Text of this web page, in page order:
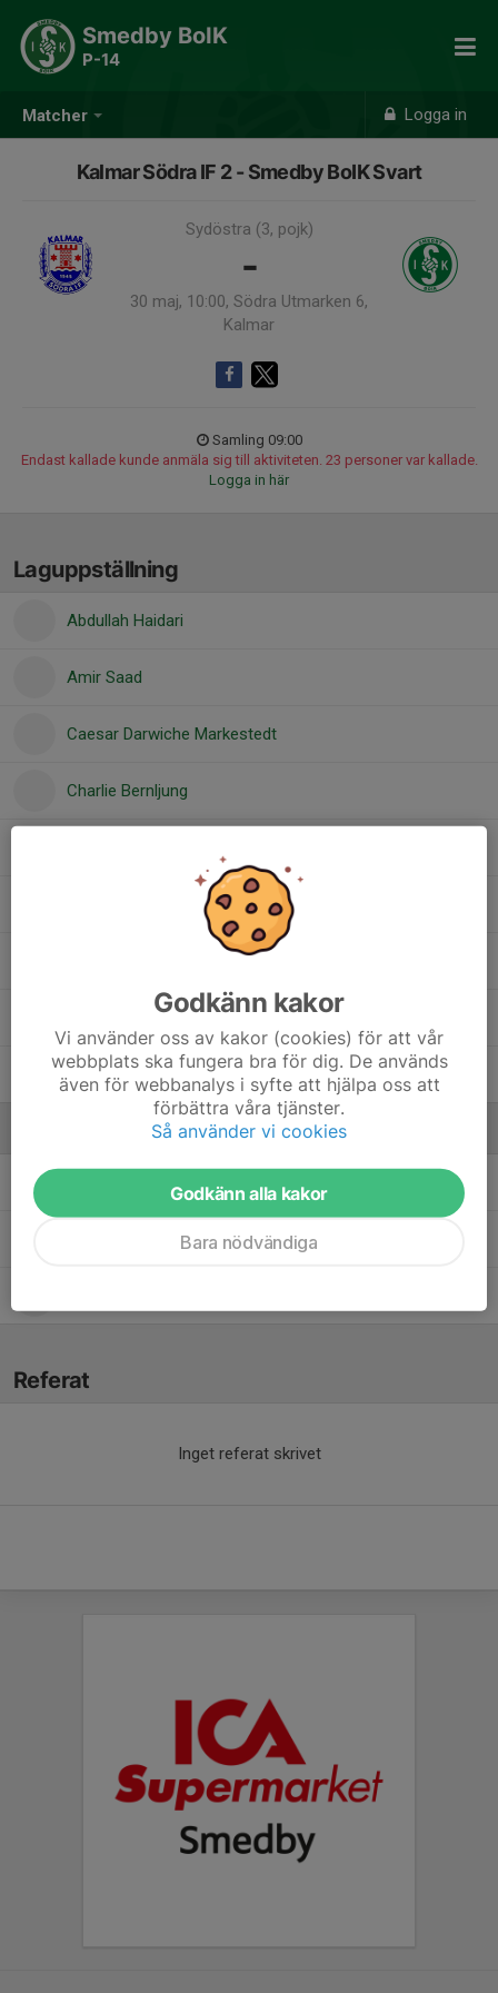
Matcher Logga in
Smedby BoIK
P-14
Kalmar Södra IF 2 - Smedby BoIK Svart
Sydöstra (3, pojk)
-
30 maj, 10:00, Södra Utmarken 6,
Kalmar
Samling 09:00
Endast kallade kunde anmäla sig till aktiviteten. 23 personer var kallade.
Logga in här
Laguppställning
Abdullah Haidari
Amir Saad
Caesar Darwiche Markestedt
Charlie Bernljung
Oscar Petersson
Tränare
Kristian PeterssonLagledare
Referat
Inget referat skrivet
Godkänn kakor
Vi använder oss av kakor (cookies) för att vår
webbplats ska fungera bra för dig. De används
även för webbanalys i syfte att hjälpa oss att
förbättra våra tjänster.
Så använder vi cookies
Godkänn alla kakor
Bara nödvändiga